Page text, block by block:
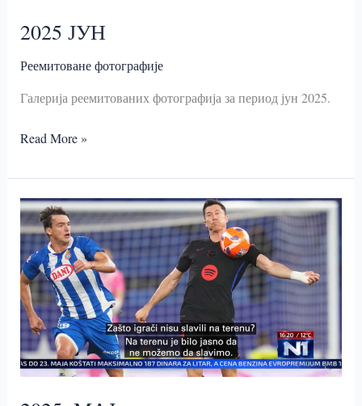
2025 ЈУН
Реемитоване фотографије
Галерија реемитованих фотографија за период јун 2025.
2025
Read More »